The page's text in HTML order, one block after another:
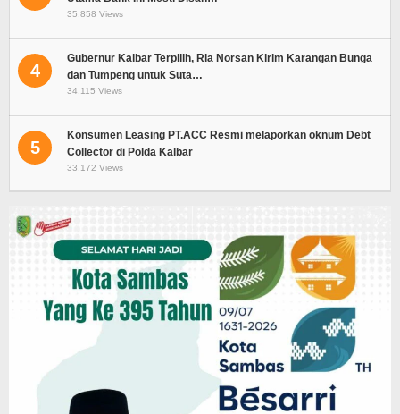
35,858 Views
4
Gubernur Kalbar Terpilih, Ria Norsan Kirim Karangan Bunga
dan Tumpeng untuk Suta…
34,115 Views
5
Konsumen Leasing PT.ACC Resmi melaporkan oknum Debt
Collector di Polda Kalbar
33,172 Views